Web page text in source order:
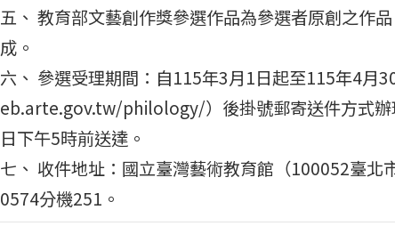
五、 教育部文藝創作獎參選作品為參選者原創之作
成。
六、 參選受理期間：自115年3月1日起至115年4
eb.arte.gov.tw/philology/）後掛號郵寄送件方式辦
日下午5時前送達。
七、 收件地址：國立臺灣藝術教育館（100052臺
0574分機251。